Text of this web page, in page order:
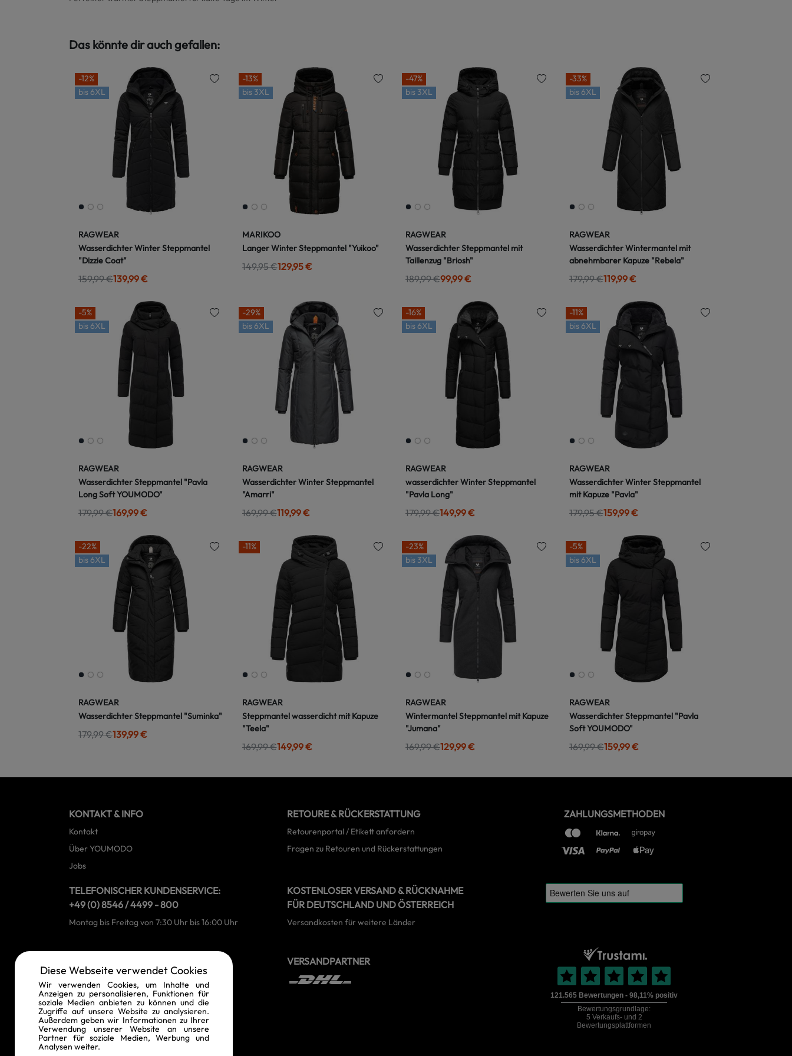
Diese Webseite verwendet Cookies
Wir verwenden Cookies, um Inhalte und
Anzeigen zu personalisieren, Funktionen für
soziale Medien anbieten zu können und die
Zugriffe auf unsere Website zu analysieren.
Außerdem geben wir Informationen zu Ihrer
Verwendung unserer Website an unsere
Partner für soziale Medien, Werbung und
Analysen weiter.
Das könnte dir auch gefallen:
-12%
bis6XL
RAGWEAR
Wasserdichter Winter Steppmantel
"Dizzie Coat"
159,99 €139,99 €
-13%
bis 3XL
MARIKOO
Langer Winter Steppmantel "Yuikoo"
149,95 €129,95 €
-47%
bis 3XL
RAGWEAR
Wasserdichter Steppmantel mit
Taillenzug "Briosh"
189,99 €99,99 €
-33%
bis6XL
RAGWEAR
Wasserdichter Wintermantel mit
abnehmbarer Kapuze "Rebela"
179,99 €119,99 €
-5%
bis6XL
RAGWEAR
Wasserdichter Steppmantel "Pavla
Long Soft YOUMODO"
179,99 €169,99 €
-29%
bis6XL
RAGWEAR
Wasserdichter Winter Steppmantel
"Amarri"
169,99 €119,99 €
-16%
bis6XL
RAGWEAR
wasserdichter Winter Steppmantel
"Pavla Long"
179,99 €149,99 €
-11%
bis6XL
RAGWEAR
Wasserdichter Winter Steppmantel
mit Kapuze "Pavla"
179,95 €159,99 €
-22%
bis6XL
RAGWEAR
Wasserdichter Steppmantel "Suminka"
179,99 €139,99 €
-11%
RAGWEAR
Steppmantel wasserdicht mit Kapuze
"Teela"
169,99 €149,99 €
-23%
bis 3XL
RAGWEAR
Wintermantel Steppmantel mit Kapuze
"Jumana"
169,99 €129,99 €
-5%
bis6XL
RAGWEAR
Wasserdichter Steppmantel "Pavla
Soft YOUMODO"
169,99 €159,99 €
KONTAKT & INFO
Kontakt
Über YOUMODO
Jobs
TELEFONISCHER KUNDENSERVICE:
+49 (0) 8546 / 4499 - 800
Montag bis Freitag von 7:30 Uhr bis 16:00 Uhr
Vertrag widerrufen
Datenschutz
AGB
Impressum
RETOURE & RÜCKERSTATTUNG
Retourenportal / Etikett anfordern
Fragen zu Retouren und Rückerstattungen
KOSTENLOSER VERSAND & RÜCKNAHME
FÜR DEUTSCHLAND UND ÖSTERREICH
Versandkosten für weitere Länder
VERSANDPARTNER
ZAHLUNGSMETHODEN